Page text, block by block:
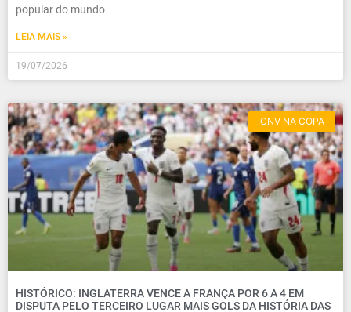
popular do mundo
LEIA MAIS »
19/07/2026
CNV NA COPA
HISTÓRICO: INGLATERRA VENCE A FRANÇA POR 6 A 4 EM
DISPUTA PELO TERCEIRO LUGAR MAIS GOLS DA HISTÓRIA DAS